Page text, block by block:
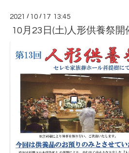
2021 / 10 / 17 13:45
10月23日(土)人形供養祭開